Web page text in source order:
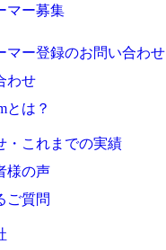
マー募集
マー登録のお問い合わせ
わせ
とは？
・これまでの実績
様の声
ご質問